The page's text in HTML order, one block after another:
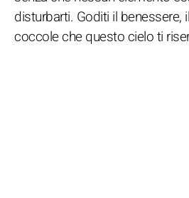
disturbarti. Goditi il
coccole che questo cielo ti